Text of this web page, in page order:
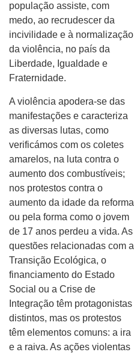
população assiste, com
medo, ao recrudescer da
incivilidade e à normalização
da violência, no país da
Liberdade, Igualdade e
Fraternidade.
A violência apodera-se das
manifestações e caracteriza
as diversas lutas, como
verificámos com os coletes
amarelos, na luta contra o
aumento dos combustíveis;
nos protestos contra o
aumento da idade da reforma
ou pela forma como o jovem
de 17 anos perdeu a vida. As
questões relacionadas com a
Transição Ecológica, o
financiamento do Estado
Social ou a Crise de
Integração têm protagonistas
distintos, mas os protestos
têm elementos comuns: a ira
e a raiva. As ações violentas